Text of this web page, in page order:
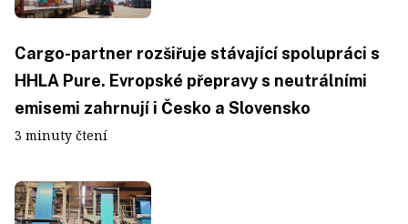
Cargo-partner rozšiřuje stávající spolupráci s
HHLA Pure. Evropské přepravy s neutrálními
emisemi zahrnují i Česko a Slovensko
3 minuty čtení